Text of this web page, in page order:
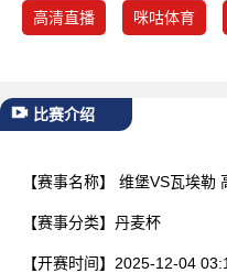
高清直播 咪咕体育
比赛介绍
【赛事名称】 维堡VS瓦埃勒
【赛事分类】 丹麦杯
【开赛时间】 2025-12-04